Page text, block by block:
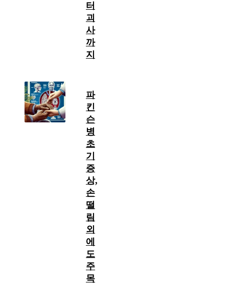
터
괴
사
까
지
파
킨
슨
병
초
기
증
상,
손
떨
림
외
에
도
주
목